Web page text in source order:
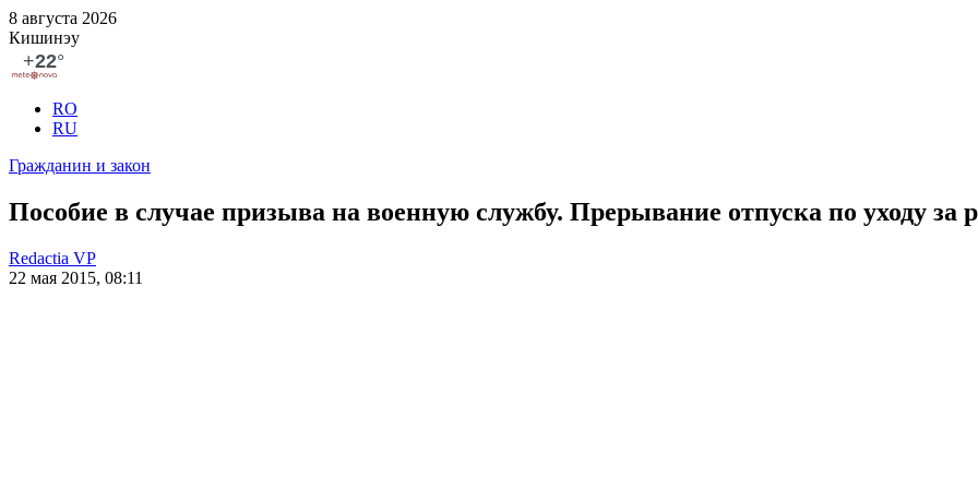
8 августа 2026
Кишинэу
RO
RU
Гражданин и закон
Пособие в случае призыва на военную службу. Прерывание отпуска по уходу за
Redactia VP
22 мая 2015, 08:11